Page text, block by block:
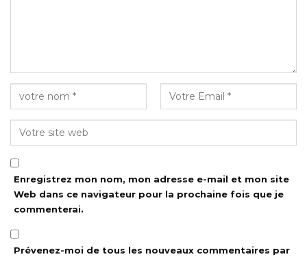
Enregistrez mon nom, mon adresse e-mail et mon site
Web dans ce navigateur pour la prochaine fois que je
commenterai.
Prévenez-moi de tous les nouveaux commentaires par